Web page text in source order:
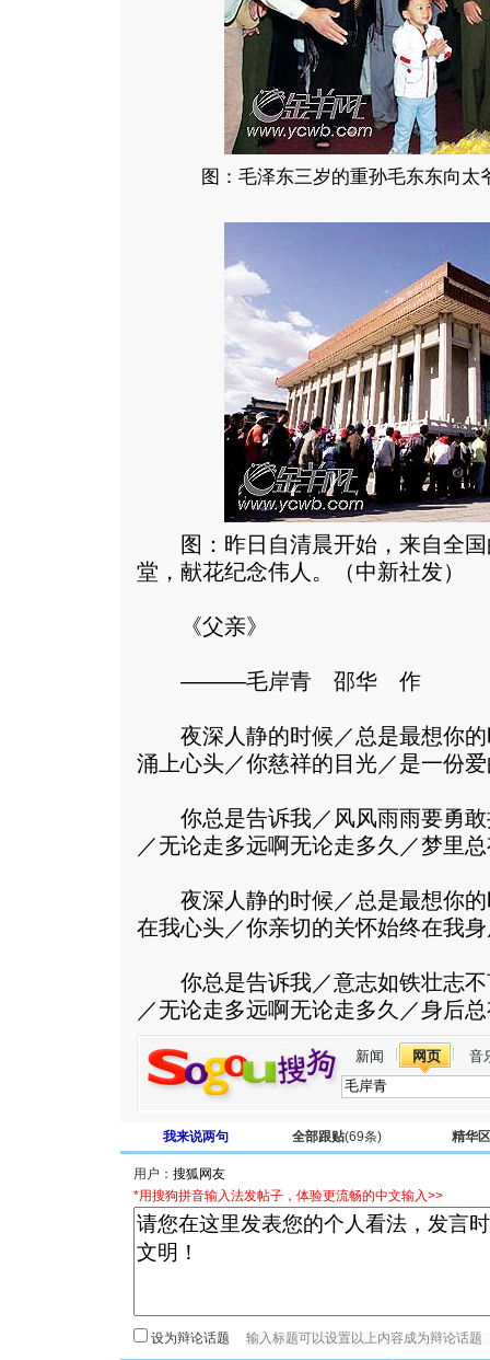
图：毛泽东三岁的重孙毛东东向太
图：昨日自清晨开始，来自全国
堂，献花纪念伟人。（中新社发）
《父亲》
———毛岸青 邵华 作
夜深人静的时候／总是最想你的
涌上心头／你慈祥的目光／是一份
你总是告诉我／风风雨雨要勇敢
／无论走多远啊无论走多久／梦里
夜深人静的时候／总是最想你的
在我心头／你亲切的关怀始终在我
你总是告诉我／意志如铁壮志不
／无论走多远啊无论走多久／身后
新闻 网页 音
我来说两句 全部跟贴(69条) 精华区
用户：
*用搜狗拼音输入法发帖子，体验更流畅的中文输入>>
设为辩论话题